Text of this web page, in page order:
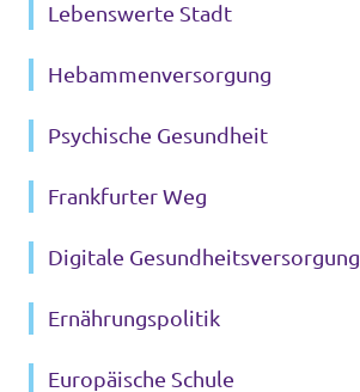
Lebenswerte Stadt
Hebammenversorgung
Psychische Gesundheit
Frankfurter Weg
Digitale Gesundheitsversorgung
Ernährungspolitik
Europäische Schule